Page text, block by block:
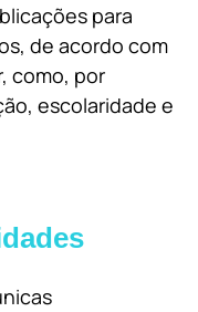
para
de acordo com
como, por
escolaridade e